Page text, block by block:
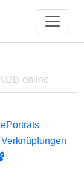
NDB-online
Porträts